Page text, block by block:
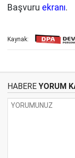
Başvuru ekranı.
Kaynak:
HABERE YORUM